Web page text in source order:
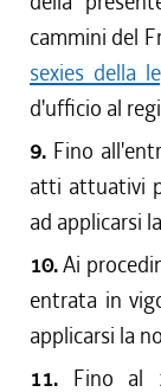
cammini del
sexies della
d'ufficio al
9. Fino
atti attuativi
ad applicarsi
10.Ai
entrata in
applicarsi la
11. Fino al